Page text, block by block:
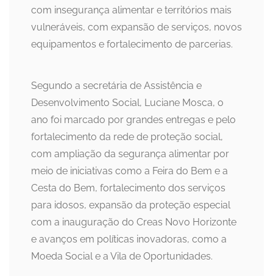
com insegurança alimentar e territórios mais
vulneráveis, com expansão de serviços, novos
equipamentos e fortalecimento de parcerias.
Segundo a secretária de Assistência e
Desenvolvimento Social, Luciane Mosca, o
ano foi marcado por grandes entregas e pelo
fortalecimento da rede de proteção social,
com ampliação da segurança alimentar por
meio de iniciativas como a Feira do Bem e a
Cesta do Bem, fortalecimento dos serviços
para idosos, expansão da proteção especial
com a inauguração do Creas Novo Horizonte
e avanços em políticas inovadoras, como a
Moeda Social e a Vila de Oportunidades.